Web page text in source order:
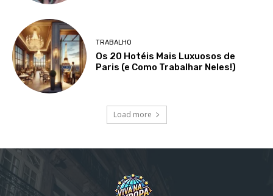
TRABALHO
Os 20 Hotéis Mais Luxuosos de
Paris (e Como Trabalhar Neles!)
Load more